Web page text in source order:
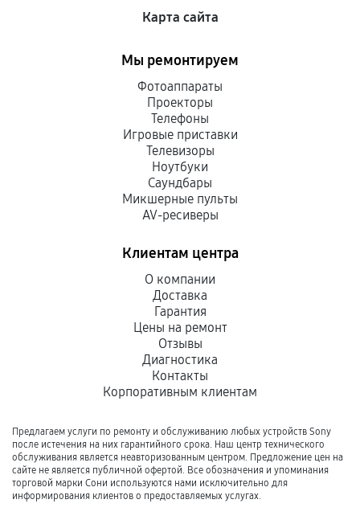
Карта сайта
Мы ремонтируем
Фотоаппараты
Проекторы
Телефоны
Игровые приставки
Телевизоры
Ноутбуки
Саундбары
Микшерные пульты
AV-ресиверы
Клиентам центра
О компании
Доставка
Гарантия
Цены на ремонт
Отзывы
Диагностика
Контакты
Корпоративным клиентам
Предлагаем услуги по ремонту и обслуживанию любых устройств Sony
после истечения на них гарантийного срока. Наш центр технического
обслуживания является неавторизованным центром. Предложение цен на
сайте не является публичной офертой. Все обозначения и упоминания
торговой марки Сони используются нами исключительно для
информирования клиентов о предоставляемых услугах.